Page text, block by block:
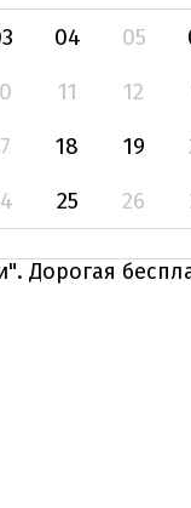
04 05
11 12
18 19
25 26
Дорогая